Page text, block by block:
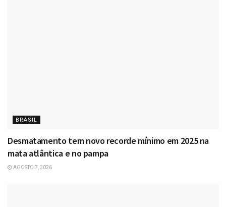
BRASIL
Desmatamento tem novo recorde mínimo em 2025 na
mata atlântica e no pampa
AGOSTO 7, 2026